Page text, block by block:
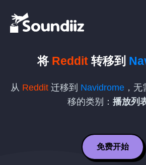
将 Reddit转移到
从 Reddit 迁移到 Navidrome ，
移的类别： 播放列
免费开始